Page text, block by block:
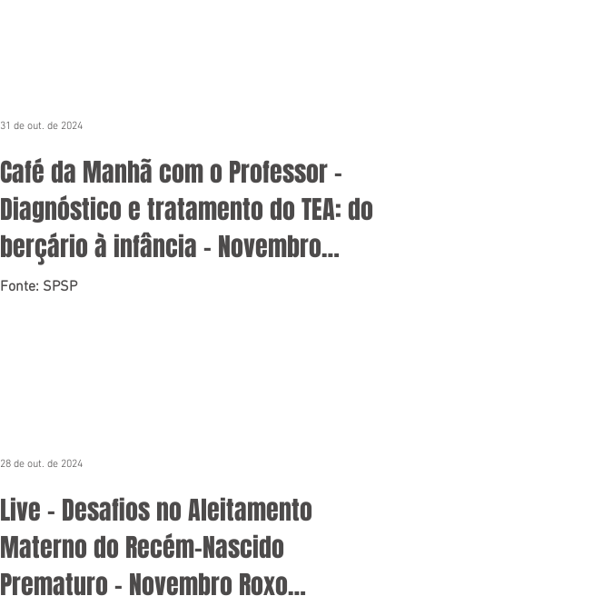
Café da Manhã com o Professor –
Diagnóstico e tratamento do TEA: do
berçário à infância – Novembro
Roxo
Fonte: SPSP
31 de out. de 2024
Live – Desafios no Aleitamento
Materno do Recém-Nascido
Prematuro – Novembro Roxo
28 de out. de 2024